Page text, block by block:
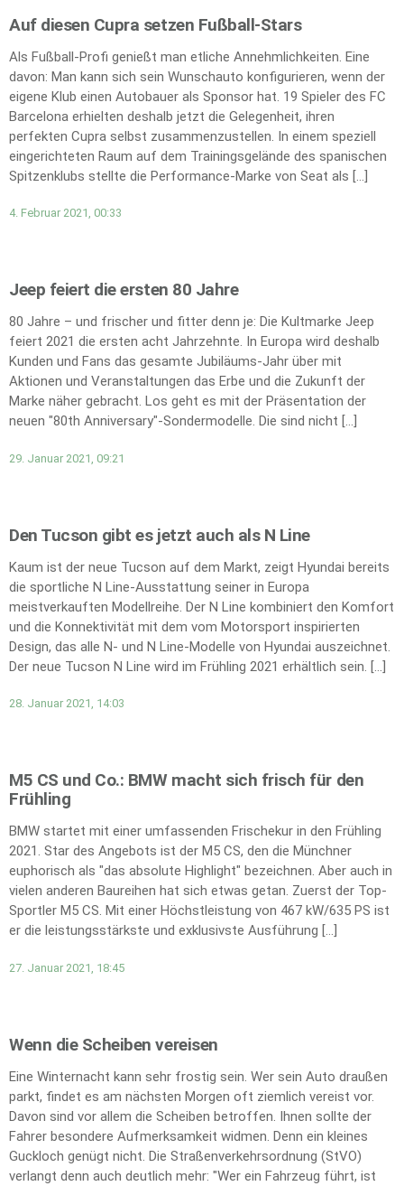
Auf diesen Cupra setzen Fußball-Stars
Als Fußball-Profi genießt man etliche Annehmlichkeiten. Eine
davon: Man kann sich sein Wunschauto konfigurieren, wenn der
eigene Klub einen Autobauer als Sponsor hat. 19 Spieler des FC
Barcelona erhielten deshalb jetzt die Gelegenheit, ihren
perfekten Cupra selbst zusammenzustellen. In einem speziell
eingerichteten Raum auf dem Trainingsgelände des spanischen
Spitzenklubs stellte die Performance-Marke von Seat als […]
4. Februar 2021, 00:33
Jeep feiert die ersten 80 Jahre
80 Jahre – und frischer und fitter denn je: Die Kultmarke Jeep
feiert 2021 die ersten acht Jahrzehnte. In Europa wird deshalb
Kunden und Fans das gesamte Jubiläums-Jahr über mit
Aktionen und Veranstaltungen das Erbe und die Zukunft der
Marke näher gebracht. Los geht es mit der Präsentation der
neuen "80th Anniversary"-Sondermodelle. Die sind nicht […]
29. Januar 2021, 09:21
Den Tucson gibt es jetzt auch als N Line
Kaum ist der neue Tucson auf dem Markt, zeigt Hyundai bereits
die sportliche N Line-Ausstattung seiner in Europa
meistverkauften Modellreihe. Der N Line kombiniert den Komfort
und die Konnektivität mit dem vom Motorsport inspirierten
Design, das alle N- und N Line-Modelle von Hyundai auszeichnet.
Der neue Tucson N Line wird im Frühling 2021 erhältlich sein. […]
28. Januar 2021, 14:03
M5 CS und Co.: BMW macht sich frisch für den
Frühling
BMW startet mit einer umfassenden Frischekur in den Frühling
2021. Star des Angebots ist der M5 CS, den die Münchner
euphorisch als "das absolute Highlight" bezeichnen. Aber auch in
vielen anderen Baureihen hat sich etwas getan. Zuerst der Top-
Sportler M5 CS. Mit einer Höchstleistung von 467 kW/635 PS ist
er die leistungsstärkste und exklusivste Ausführung […]
27. Januar 2021, 18:45
Wenn die Scheiben vereisen
Eine Winternacht kann sehr frostig sein. Wer sein Auto draußen
parkt, findet es am nächsten Morgen oft ziemlich vereist vor.
Davon sind vor allem die Scheiben betroffen. Ihnen sollte der
Fahrer besondere Aufmerksamkeit widmen. Denn ein kleines
Guckloch genügt nicht. Die Straßenverkehrsordnung (StVO)
verlangt denn auch deutlich mehr: "Wer ein Fahrzeug führt, ist